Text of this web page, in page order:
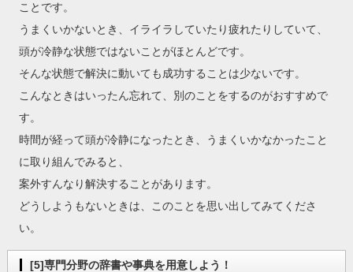
ことです。
うまくいかないとき、イライラしていたり疲れたりしていて、
頭が冷静な状態ではないことがほとんどです。
そんな状態で解決に動いても成功することは少ないです。
こんなときはいったん忘れて、別のことをするのがおすすめで
す。
時間が経って頭が冷静になったとき、うまくいかなかったこと
に取り組んでみると、
案外すんなり解決することがあります。
どうしようもないときは、このことを思い出してみてくださ
い。
[5]専門分野の辞書や事典を用意しよう！